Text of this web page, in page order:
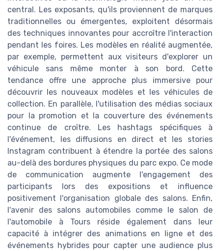
central. Les exposants, qu'ils proviennent de marques
traditionnelles ou émergentes, exploitent désormais
des techniques innovantes pour accroître l'interaction
pendant les foires. Les modèles en réalité augmentée,
par exemple, permettent aux visiteurs d'explorer un
véhicule sans même monter à son bord. Cette
tendance offre une approche plus immersive pour
découvrir les nouveaux modèles et les véhicules de
collection. En parallèle, l'utilisation des médias sociaux
pour la promotion et la couverture des événements
continue de croître. Les hashtags spécifiques à
l'événement, les diffusions en direct et les stories
Instagram contribuent à étendre la portée des salons
au-delà des bordures physiques du parc expo. Ce mode
de communication augmente l'engagement des
participants lors des expositions et influence
positivement l'organisation globale des salons. Enfin,
l'avenir des salons automobiles comme le salon de
l'automobile à Tours réside également dans leur
capacité à intégrer des animations en ligne et des
événements hybrides pour capter une audience plus